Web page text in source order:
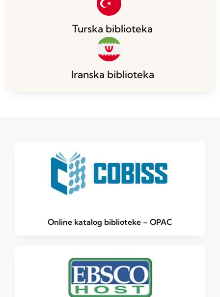
Turska biblioteka
Iranska biblioteka
Online katalog biblioteke – OPAC